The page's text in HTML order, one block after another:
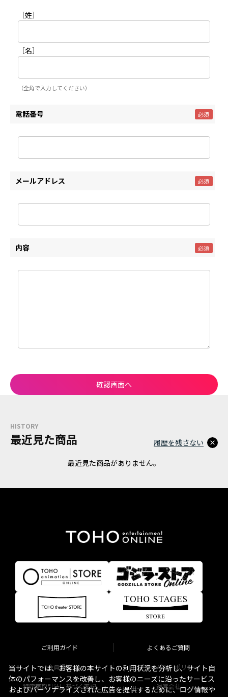
［姓］
［名］
（全角で入力してください）
電話番号
メールアドレス
内容
HISTORY
最近見た商品
最近見た商品がありません。
履歴を残さない
ご利用ガイド よくあるご質問
会員規約 プライバシーポリシー
特定商取引法に基づく表記 運営会社
当サイトでは、お客様の本サイトの利用状況を分析し、サイト自
体のパフォーマンスを改善し、お客様のニーズに沿ったサービス
およびパーソナライズされた広告を提供するために、ログ情報や